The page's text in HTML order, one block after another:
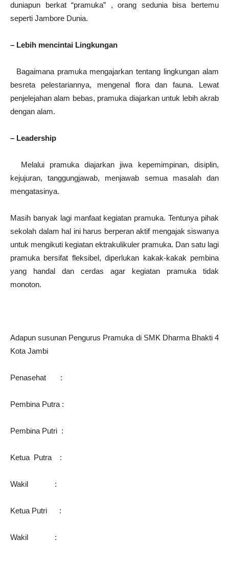
duniapun berkat “pramuka” , orang sedunia bisa bertemu
seperti Jambore Dunia.
– Lebih mencintai Lingkungan
Bagaimana pramuka mengajarkan tentang lingkungan alam
besreta pelestariannya, mengenal flora dan fauna. Lewat
penjelejahan alam bebas, pramuka diajarkan untuk lebih akrab
dengan alam.
– Leadership
Melalui pramuka diajarkan jiwa kepemimpinan, disiplin,
kejujuran, tanggungjawab, menjawab semua masalah dan
mengatasinya.
Masih banyak lagi manfaat kegiatan pramuka. Tentunya pihak
sekolah dalam hal ini harus berperan aktif mengajak siswanya
untuk mengikuti kegiatan ektrakulikuler pramuka. Dan satu lagi
pramuka bersifat fleksibel, diperlukan kakak-kakak pembina
yang handal dan cerdas agar kegiatan pramuka tidak
monoton.
Adapun susunan Pengurus Pramuka di SMK Dharma Bhakti 4
Kota Jambi
Penasehat :
Pembina Putra :
Pembina Putri :
Ketua Putra :
Wakil :
Ketua Putri :
Wakil :